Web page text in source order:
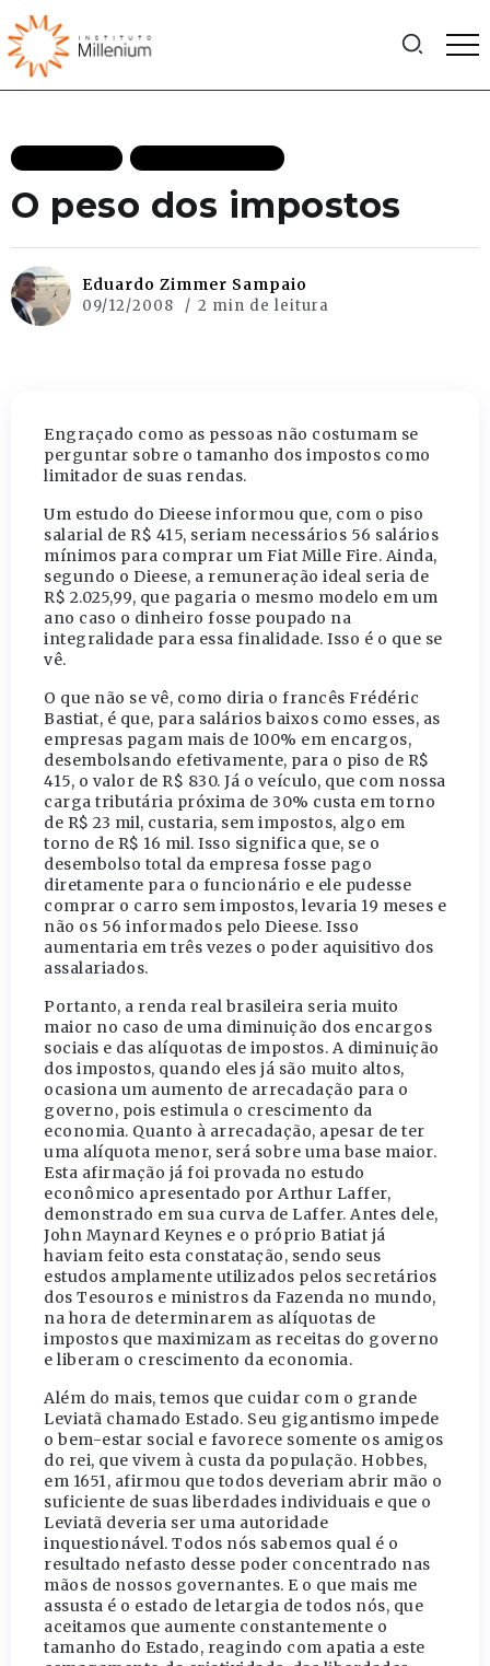
O peso dos impostos
Eduardo Zimmer Sampaio
09/12/2008 2 min de leitura
Engraçado como as pessoas não costumam se
perguntar sobre o tamanho dos impostos como
limitador de suas rendas.
Um estudo do Dieese informou que, com o piso
salarial de R$ 415, seriam necessários 56 salários
mínimos para comprar um Fiat Mille Fire. Ainda,
segundo o Dieese, a remuneração ideal seria de
R$ 2.025,99, que pagaria o mesmo modelo em um
ano caso o dinheiro fosse poupado na
integralidade para essa finalidade. Isso é o que se
vê.
O que não se vê, como diria o francês Frédéric
Bastiat, é que, para salários baixos como esses, as
empresas pagam mais de 100% em encargos,
desembolsando efetivamente, para o piso de R$
415, o valor de R$ 830. Já o veículo, que com nossa
carga tributária próxima de 30% custa em torno
de R$ 23 mil, custaria, sem impostos, algo em
torno de R$ 16 mil. Isso significa que, se o
desembolso total da empresa fosse pago
diretamente para o funcionário e ele pudesse
comprar o carro sem impostos, levaria 19 meses e
não os 56 informados pelo Dieese. Isso
aumentaria em três vezes o poder aquisitivo dos
assalariados.
Portanto, a renda real brasileira seria muito
maior no caso de uma diminuição dos encargos
sociais e das alíquotas de impostos. A diminuição
dos impostos, quando eles já são muito altos,
ocasiona um aumento de arrecadação para o
governo, pois estimula o crescimento da
economia. Quanto à arrecadação, apesar de ter
uma alíquota menor, será sobre uma base maior.
Esta afirmação já foi provada no estudo
econômico apresentado por Arthur Laffer,
demonstrado em sua curva de Laffer. Antes dele,
John Maynard Keynes e o próprio Batiat já
haviam feito esta constatação, sendo seus
estudos amplamente utilizados pelos secretários
dos Tesouros e ministros da Fazenda no mundo,
na hora de determinarem as alíquotas de
impostos que maximizam as receitas do governo
e liberam o crescimento da economia.
Além do mais, temos que cuidar com o grande
Leviatã chamado Estado. Seu gigantismo impede
o bem-estar social e favorece somente os amigos
do rei, que vivem à custa da população. Hobbes,
em 1651, afirmou que todos deveriam abrir mão o
suficiente de suas liberdades individuais e que o
Leviatã deveria ser uma autoridade
inquestionável. Todos nós sabemos qual é o
resultado nefasto desse poder concentrado nas
mãos de nossos governantes. E o que mais me
assusta é o estado de letargia de todos nós, que
aceitamos que aumente constantemente o
tamanho do Estado, reagindo com apatia a este